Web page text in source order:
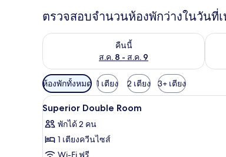
ตรวจสอบจำนวนห้องพักว่างในวันที่
คืนนี้
ส.ค. 8 - ส.ค. 9
ตรวจสอบจำนวนห้องพักว่างในคืนนี้ ส.ค. 8 - ส.
ตรว
ตัว
กรอง
ที่
มี
ให้
สำหรับ
ห้องพักทั้งหมด 1 เตียง 2 เตียง 3+ เตียง
เปิด
ภาพถ่าย
ทั้งหมด
ของ
เครื่องนอนระดับพ
6
Superior Double Room
พักได้ 2 คน
1 เตียงควีนไซส์
Wi-Fi ฟรี